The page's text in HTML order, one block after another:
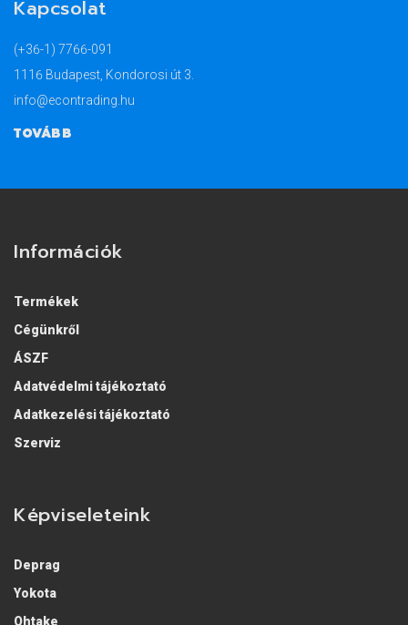
Kapcsolat
(+36-1) 7766-091
1116 Budapest, Kondorosi út 3.
info@econtrading.hu
TOVÁBB
Információk
Termékek
Cégünkről
ÁSZF
Adatvédelmi tájékoztató
Adatkezelési tájékoztató
Szerviz
Képviseleteink
Deprag
Yokota
Ohtake